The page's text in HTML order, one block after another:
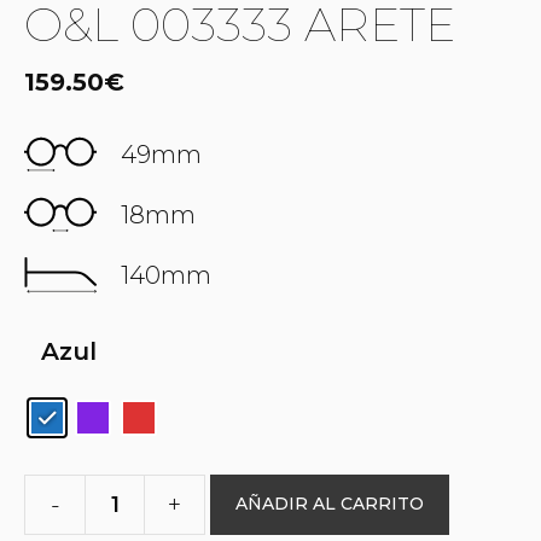
O&L 003333 ARETE
159.50€
49mm
18mm
140mm
Azul
- + AÑADIR AL CARRITO